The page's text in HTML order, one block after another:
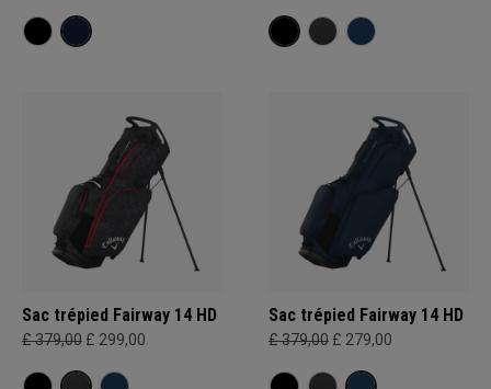
Sac trépied Fairway 14 HD
£ 379,00 £ 299,00
Sac trépied Fairway 14 HD
£ 379,00 £ 279,00